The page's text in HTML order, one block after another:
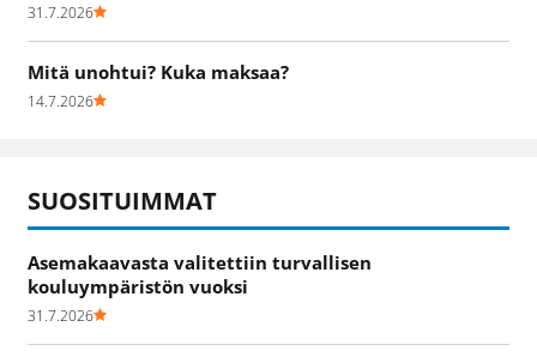
31.7.2026
Mitä unohtui? Kuka maksaa?
14.7.2026
SUOSITUIMMAT
Asemakaavasta valitettiin turvallisen
kouluympäristön vuoksi
31.7.2026